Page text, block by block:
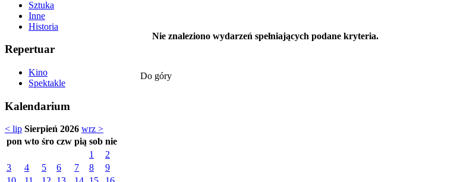
Sztuka
Inne
Historia
Repertuar
Kino
Spektakle
Kalendarium
< lip Sierpień 2026 wrz >
pon wto śro czw pią sob nie
1
2
3
4 5 6 7 8
9
Nie znaleziono wydarzeń spełniających podane kryteria.
Do góry